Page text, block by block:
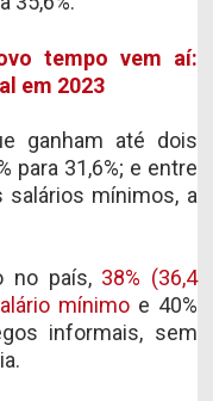
tempo vem aí:
em 2023
ganham até dois
para 31,6%; e entre
mínimos, a
no país, 38% (36,4
mínimoe 40%
informais, sem